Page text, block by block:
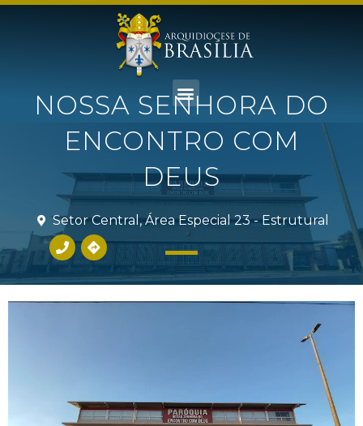
NOSSA SENHORA DO
ENCONTRO COM
DEUS
Setor Central, Área Especial 23 - Estrutural